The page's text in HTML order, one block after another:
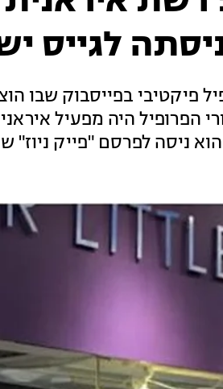
לגייס
פיקטיבי בפייסבוק שבו
הפרופיל היה מפעיל
ניסה לפרסם "פייק ניוז"